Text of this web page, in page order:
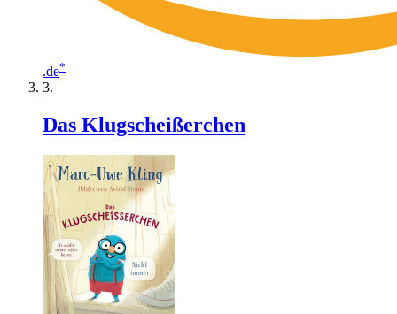
.de*
Das Klugscheißerchen